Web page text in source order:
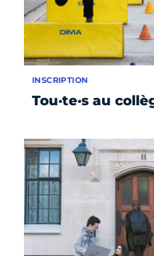
Tou·te·s au
INSCRIPTION